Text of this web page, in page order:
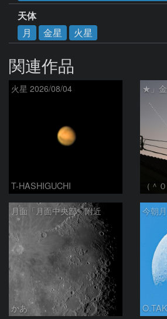
天体
月
金星 火星
関連作品
火星 2026/08/04
T-HASHIGUCHI
★」
（＾
月面「月面中央部」附近
かあ
今朝月